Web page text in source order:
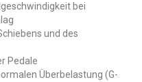
bei
und des
Pedale
Überbelastung (G-